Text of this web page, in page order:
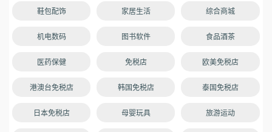
鞋包配饰 家居生活 综合商城
机电数码 图书软件 食品酒茶
医药保健 免税店 欧美免税店
港澳台免税店 韩国免税店 泰国免税店
日本免税店 母婴玩具 旅游运动